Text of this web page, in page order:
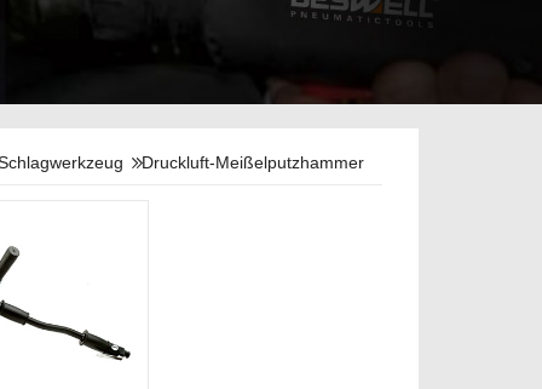
Druckluft-Meißelputzhammer